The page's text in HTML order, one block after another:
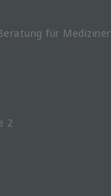
für Mediziner
2